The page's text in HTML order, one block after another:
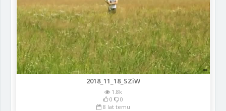
2018_11_18_SZiW
1.8k
0
0
8 lat temu